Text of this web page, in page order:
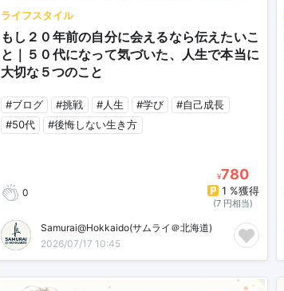
ライフスタイル
もし２０年前の自分に会えるなら伝えたいこ
と｜５０代になって気づいた、人生で本当に
大切な５つのこと
#ブログ #挑戦 #人生 #学び
#自己成長
#50代
#後悔しない生き方
0
¥780
1 %獲得
(7 円相当)
Samurai@Hokkaido(サムライ＠北海道)
2026/07/17 10:45